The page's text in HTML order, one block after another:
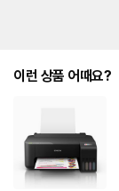
이런 상품 어때요?